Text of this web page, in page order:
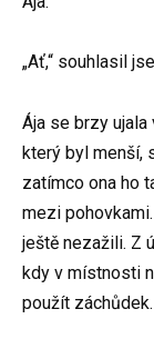
„Ať,“ souhlasil
Ája se brzy
který byl menší,
zatímco ona ho
mezi
ještě nezažili. Z
kdy v místnosti
použít záchůdek.